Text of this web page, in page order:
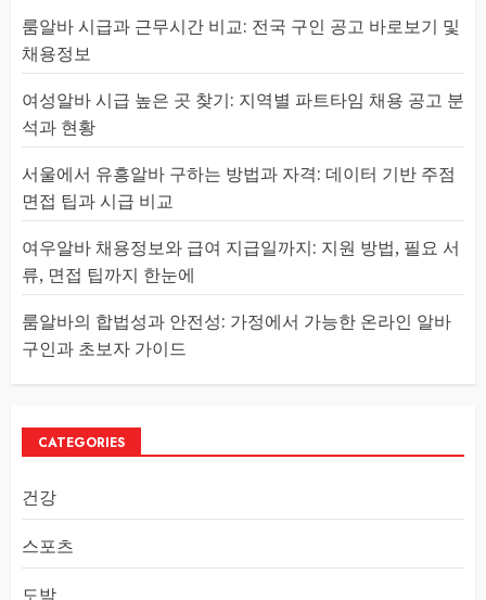
룸알바 시급과 근무시간 비교: 전국 구인 공고 바로보기 및
채용정보
여성알바 시급 높은 곳 찾기: 지역별 파트타임 채용 공고 분
석과 현황
서울에서 유흥알바 구하는 방법과 자격: 데이터 기반 주점
면접 팁과 시급 비교
여우알바 채용정보와 급여 지급일까지: 지원 방법, 필요 서
류, 면접 팁까지 한눈에
룸알바의 합법성과 안전성: 가정에서 가능한 온라인 알바
구인과 초보자 가이드
CATEGORIES
건강
스포츠
도박